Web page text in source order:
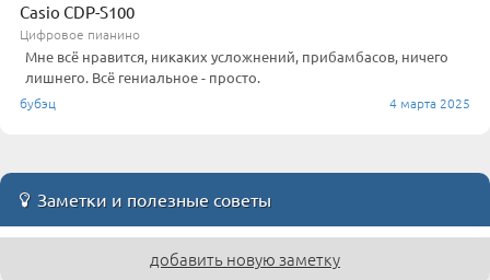
Casio CDP-S100
Цифровое пианино
Мне всё нравится, никаких усложнений, прибамбасов, ничего
лишнего. Всё гениальное - просто.
бубэц 4 марта 2025
Заметки и полезные советы
добавить новую заметку